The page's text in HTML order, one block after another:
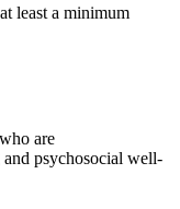
least a minimum
are
psychosocial well-